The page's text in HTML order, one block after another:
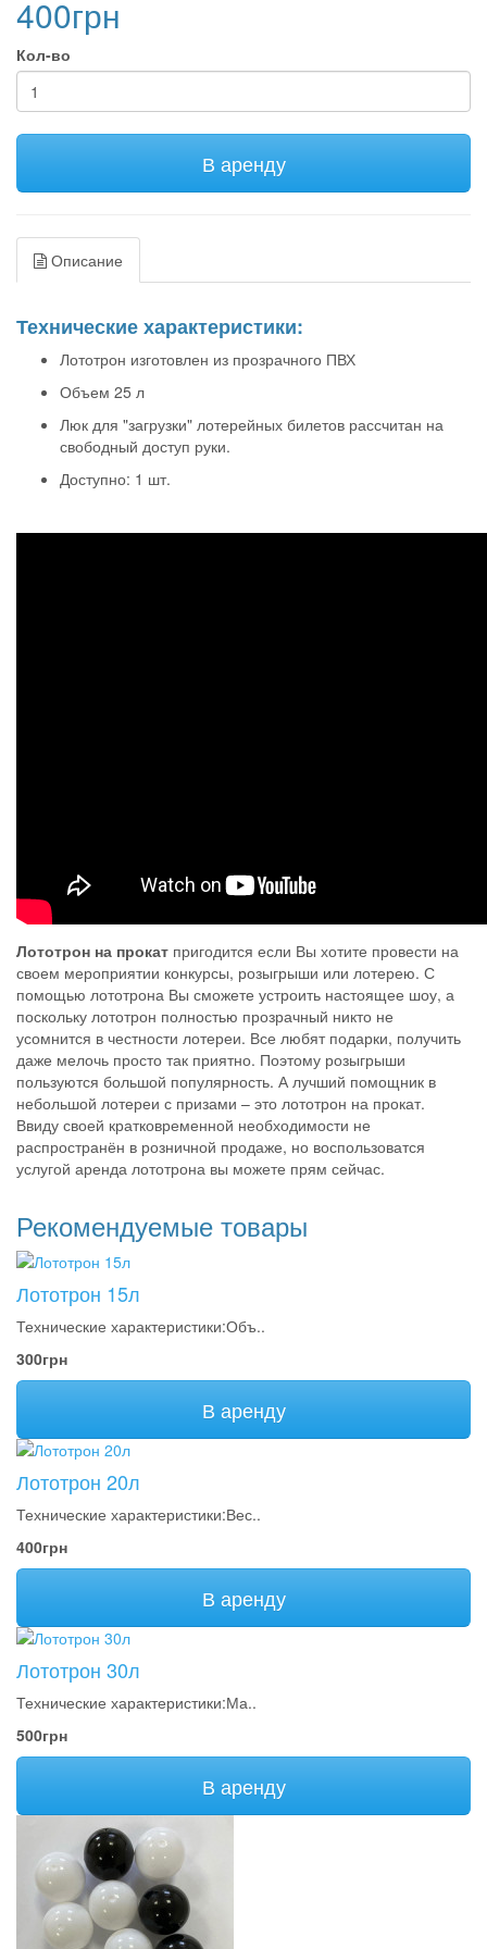
400грн
Кол-во
В аренду
Описание
Технические характеристики:
Лототрон изготовлен из прозрачного ПВХ
Объем 25 л
Люк для "загрузки" лотерейных билетов рассчитан на
свободный доступ руки.
Доступно: 1 шт.
Лототрон на прокат пригодится если Вы хотите провести на
своем мероприятии конкурсы, розыгрыши или лотерею. С
помощью лототрона Вы сможете устроить настоящее шоу, а
поскольку лототрон полностью прозрачный никто не
усомнится в честности лотереи. Все любят подарки, получить
даже мелочь просто так приятно. Поэтому розыгрыши
пользуются большой популярность. А лучший помощник в
небольшой лотереи с призами – это лототрон на прокат.
Ввиду своей кратковременной необходимости не
распространён в розничной продаже, но воспользоватся
услугой аренда лототрона вы можете прям сейчас.
Рекомендуемые товары
Лототрон 15л
Технические характеристики:Объ..
300грн
В аренду
Лототрон 20л
Технические характеристики:Вес..
400грн
В аренду
Лототрон 30л
Технические характеристики:Ма..
500грн
В аренду